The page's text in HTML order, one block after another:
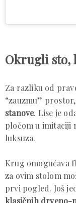
Okrugli sto,
Za razliku od
“zauzmu” prostor,
stanove. Lise je
pločom u imitaciji
luksuza.
Krug omogućava
za ovim stolom
prvi pogled. Još
klasičnih drveno-